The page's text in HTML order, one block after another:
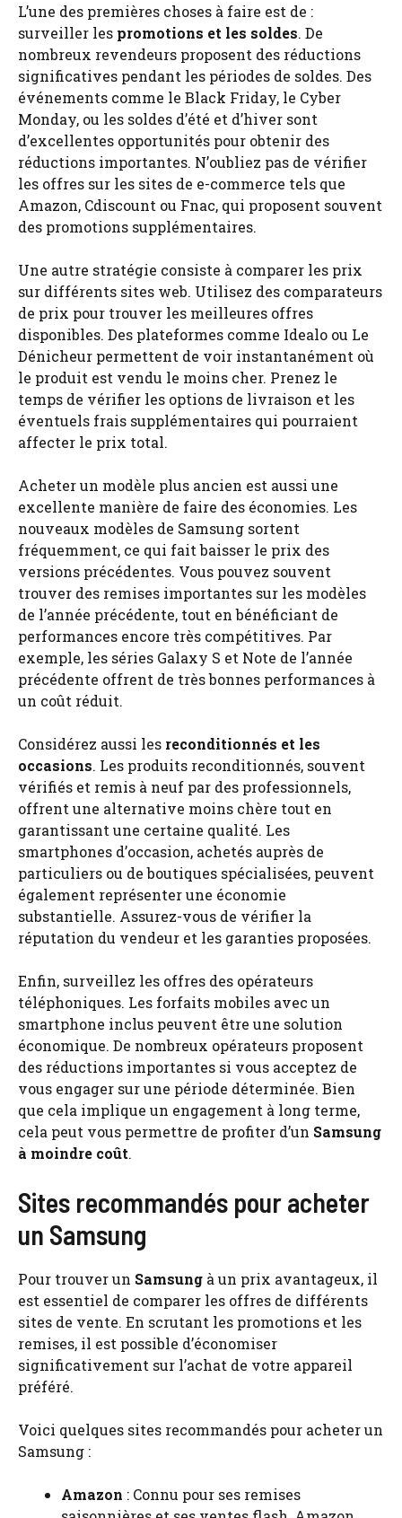
L’une des premières choses à faire est de :
surveiller les promotions et les soldes. De
nombreux revendeurs proposent des réductions
significatives pendant les périodes de soldes. Des
événements comme le Black Friday, le Cyber
Monday, ou les soldes d’été et d’hiver sont
d’excellentes opportunités pour obtenir des
réductions importantes. N’oubliez pas de vérifier
les offres sur les sites de e-commerce tels que
Amazon, Cdiscount ou Fnac, qui proposent souvent
des promotions supplémentaires.
Une autre stratégie consiste à comparer les prix
sur différents sites web. Utilisez des comparateurs
de prix pour trouver les meilleures offres
disponibles. Des plateformes comme Idealo ou Le
Dénicheur permettent de voir instantanément où
le produit est vendu le moins cher. Prenez le
temps de vérifier les options de livraison et les
éventuels frais supplémentaires qui pourraient
affecter le prix total.
Acheter un modèle plus ancien est aussi une
excellente manière de faire des économies. Les
nouveaux modèles de Samsung sortent
fréquemment, ce qui fait baisser le prix des
versions précédentes. Vous pouvez souvent
trouver des remises importantes sur les modèles
de l’année précédente, tout en bénéficiant de
performances encore très compétitives. Par
exemple, les séries Galaxy S et Note de l’année
précédente offrent de très bonnes performances à
un coût réduit.
Considérez aussi les reconditionnés et les
occasions. Les produits reconditionnés, souvent
vérifiés et remis à neuf par des professionnels,
offrent une alternative moins chère tout en
garantissant une certaine qualité. Les
smartphones d’occasion, achetés auprès de
particuliers ou de boutiques spécialisées, peuvent
également représenter une économie
substantielle. Assurez-vous de vérifier la
réputation du vendeur et les garanties proposées.
Enfin, surveillez les offres des opérateurs
téléphoniques. Les forfaits mobiles avec un
smartphone inclus peuvent être une solution
économique. De nombreux opérateurs proposent
des réductions importantes si vous acceptez de
vous engager sur une période déterminée. Bien
que cela implique un engagement à long terme,
cela peut vous permettre de profiter d’un Samsung
à moindre coût.
Sites recommandés pour acheter
un Samsung
Pour trouver un Samsung à un prix avantageux, il
est essentiel de comparer les offres de différents
sites de vente. En scrutant les promotions et les
remises, il est possible d’économiser
significativement sur l’achat de votre appareil
préféré.
Voici quelques sites recommandés pour acheter un
Samsung :
Amazon : Connu pour ses remises